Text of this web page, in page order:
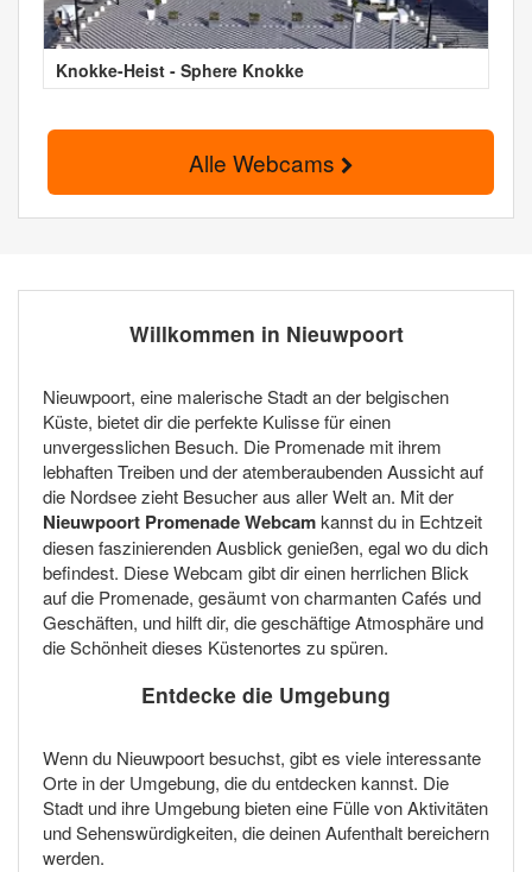
Knokke-Heist - Sphere Knokke
Alle Webcams
Willkommen in Nieuwpoort
Nieuwpoort, eine malerische Stadt an der belgischen
Küste, bietet dir die perfekte Kulisse für einen
unvergesslichen Besuch. Die Promenade mit ihrem
lebhaften Treiben und der atemberaubenden Aussicht auf
die Nordsee zieht Besucher aus aller Welt an. Mit der
Nieuwpoort Promenade Webcamkannst du in Echtzeit
diesen faszinierenden Ausblick genießen, egal wo du dich
befindest. Diese Webcam gibt dir einen herrlichen Blick
auf die Promenade, gesäumt von charmanten Cafés und
Geschäften, und hilft dir, die geschäftige Atmosphäre und
die Schönheit dieses Küstenortes zu spüren.
Entdecke die Umgebung
Wenn du Nieuwpoort besuchst, gibt es viele interessante
Orte in der Umgebung, die du entdecken kannst. Die
Stadt und ihre Umgebung bieten eine Fülle von Aktivitäten
und Sehenswürdigkeiten, die deinen Aufenthalt bereichern
werden.